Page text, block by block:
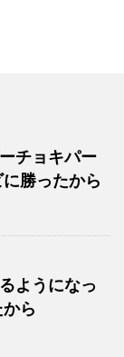
チョキパー
勝ったから
ようになっ
ら